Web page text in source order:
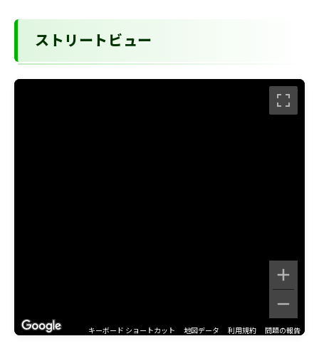
ストリートビュー
キーボード ショートカット 地図データ 利用規約 問題の報告